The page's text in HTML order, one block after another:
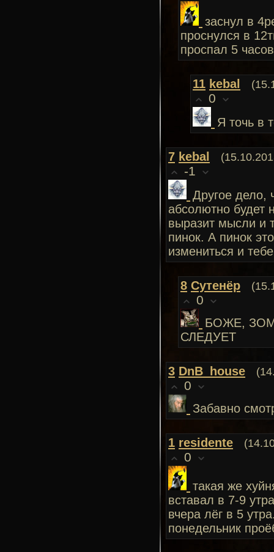
заснул в
проснулся в
проспал 5
11 kebal
0
Я точь в
7 kebal
-1
Другое дело,
абсолютно будет
выразит мысли и
пинок. А пинок
измениться и
8 Сутенёр
0
БОЖЕ,
СЛЕДУЕТ
3 DnB_house
0
Забавно
1 residente
0
такая же
вставал в 7-9
вчера лёг в 5
понедельник